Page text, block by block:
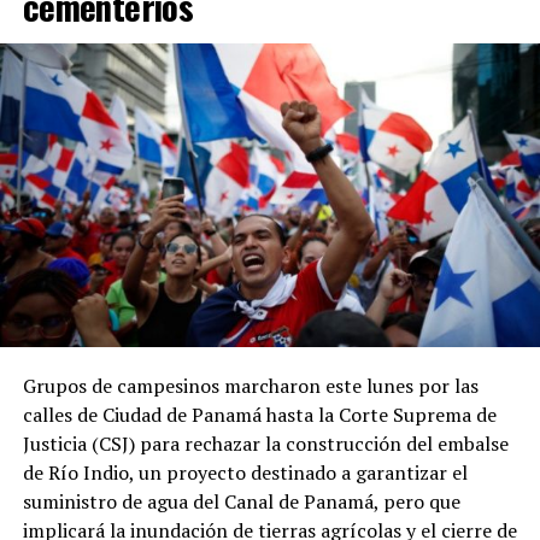
Asimismo, entre 2023 y 2024 la recaudación tributaria
panameña disminuyó de 11.9 % a 11.3 % del PIB, en
contraste con el incremento de 0.2 puntos
porcentuales registrado por el promedio regional.
Los datos coinciden con las estadísticas del Ministerio
de Economía y Finanzas (MEF), que muestran una
tendencia descendente en los ingresos del Gobierno
Central. La relación entre los ingresos tributarios y el
PIB pasó de 13 % en 2012 a 7.1 % en 2025, mientras que
los ingresos totales del Gobierno Central disminuyeron
Especialistas consultados atribuyen este desempeño a la
amplia cantidad de incentivos y exoneraciones fiscales
vigentes en el país.
Grupos de campesinos marcharon este lunes por las
calles de Ciudad de Panamá hasta la Corte Suprema de
Justicia (CSJ) para rechazar la construcción del embalse
de Río Indio, un proyecto destinado a garantizar el
suministro de agua del Canal de Panamá, pero que
implicará la inundación de tierras agrícolas y el cierre de